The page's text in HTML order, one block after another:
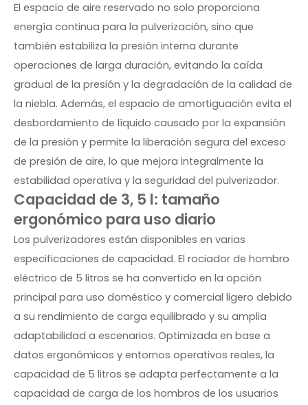
El espacio de aire reservado no solo proporciona
energía continua para la pulverización, sino que
también estabiliza la presión interna durante
operaciones de larga duración, evitando la caída
gradual de la presión y la degradación de la calidad de
la niebla. Además, el espacio de amortiguación evita el
desbordamiento de líquido causado por la expansión
de la presión y permite la liberación segura del exceso
de presión de aire, lo que mejora integralmente la
estabilidad operativa y la seguridad del pulverizador.
Capacidad de 3, 5 l: tamaño
ergonómico para uso diario
Los pulverizadores están disponibles en varias
especificaciones de capacidad. El rociador de hombro
eléctrico de 5 litros se ha convertido en la opción
principal para uso doméstico y comercial ligero debido
a su rendimiento de carga equilibrado y su amplia
adaptabilidad a escenarios. Optimizada en base a
datos ergonómicos y entornos operativos reales, la
capacidad de 5 litros se adapta perfectamente a la
capacidad de carga de los hombros de los usuarios